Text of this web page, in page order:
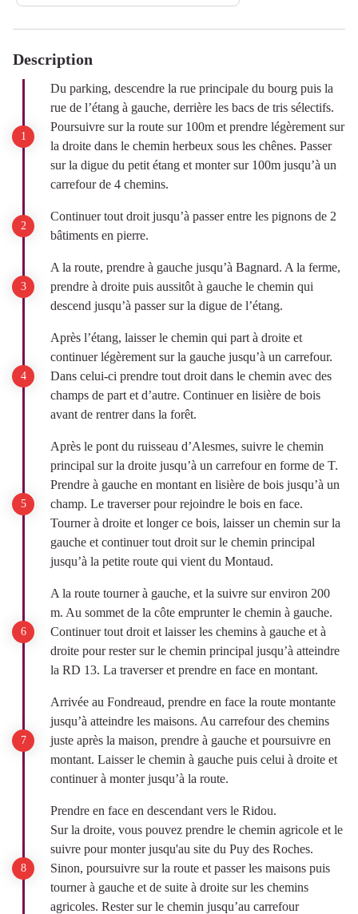
Description
Du parking, descendre la rue principale du bourg puis la
rue de l’étang à gauche, derrière les bacs de tris sélectifs.
Poursuivre sur la route sur 100m et prendre légèrement sur
la droite dans le chemin herbeux sous les chênes. Passer
sur la digue du petit étang et monter sur 100m jusqu’à un
carrefour de 4 chemins.
Continuer tout droit jusqu’à passer entre les pignons de 2
bâtiments en pierre.
A la route, prendre à gauche jusqu’à Bagnard. A la ferme,
prendre à droite puis aussitôt à gauche le chemin qui
descend jusqu’à passer sur la digue de l’étang.
Après l’étang, laisser le chemin qui part à droite et
continuer légèrement sur la gauche jusqu’à un carrefour.
Dans celui-ci prendre tout droit dans le chemin avec des
champs de part et d’autre. Continuer en lisière de bois
avant de rentrer dans la forêt.
Après le pont du ruisseau d’Alesmes, suivre le chemin
principal sur la droite jusqu’à un carrefour en forme de T.
Prendre à gauche en montant en lisière de bois jusqu’à un
champ. Le traverser pour rejoindre le bois en face.
Tourner à droite et longer ce bois, laisser un chemin sur la
gauche et continuer tout droit sur le chemin principal
jusqu’à la petite route qui vient du Montaud.
A la route tourner à gauche, et la suivre sur environ 200
m. Au sommet de la côte emprunter le chemin à gauche.
Continuer tout droit et laisser les chemins à gauche et à
droite pour rester sur le chemin principal jusqu’à atteindre
la RD 13. La traverser et prendre en face en montant.
Arrivée au Fondreaud, prendre en face la route montante
jusqu’à atteindre les maisons. Au carrefour des chemins
juste après la maison, prendre à gauche et poursuivre en
montant. Laisser le chemin à gauche puis celui à droite et
continuer à monter jusqu’à la route.
Prendre en face en descendant vers le Ridou.
Sur la droite, vous pouvez prendre le chemin agricole et le
suivre pour monter jusqu'au site du Puy des Roches.
Sinon, poursuivre sur la route et passer les maisons puis
tourner à gauche et de suite à droite sur les chemins
agricoles. Rester sur le chemin jusqu’au carrefour